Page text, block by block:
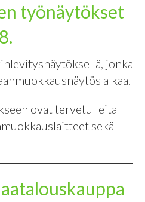
työnäytökset
jonka
alkaa.
ovat tervetulleita
sekä